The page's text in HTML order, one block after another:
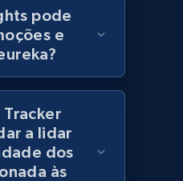
name, Price,
Description, and
Comece agora
pode
e
Tracker
a lidar
dos
às